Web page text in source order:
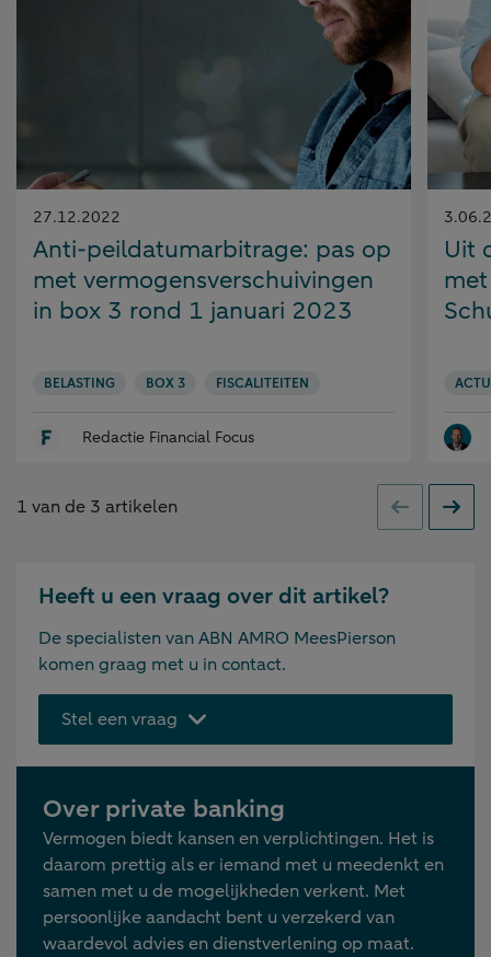
Gepubliceerd
op:
27.12.2022
Anti-peildatumarbitrage: pas op
met vermogensverschuivingen
in box 3 rond 1 januari 2023
BELASTING BOX 3 FISCALITEITEN
Redactie Financial Focus
op:
Uit
1 van de 3 artikelen Vorige
Heeft u een vraag over dit artikel?
De specialisten van ABN AMRO MeesPierson
komen graag met u in contact.
Stel een vraag
Over private banking
Vermogen biedt kansen en verplichtingen. Het is
daarom prettig als er iemand met u meedenkt en
samen met u de mogelijkheden verkent. Met
persoonlijke aandacht bent u verzekerd van
waardevol advies en dienstverlening op maat.